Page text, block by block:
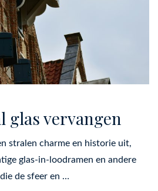
glas vervangen
stralen charme en historie uit,
glas-in-loodramen en andere
de sfeer en …